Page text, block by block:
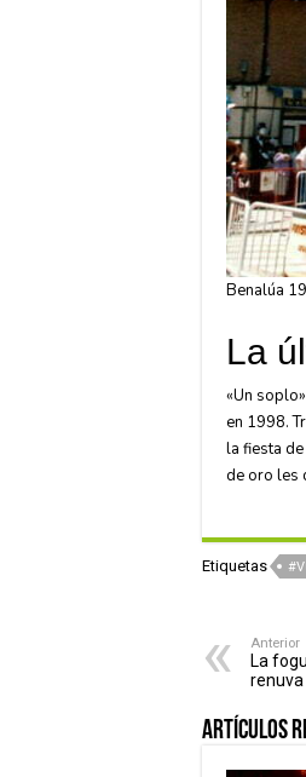
Benalúa
La
«Un
en 1998.
la fiesta
de oro les
Etiquetas
Anterior
La
renuva
Artículos